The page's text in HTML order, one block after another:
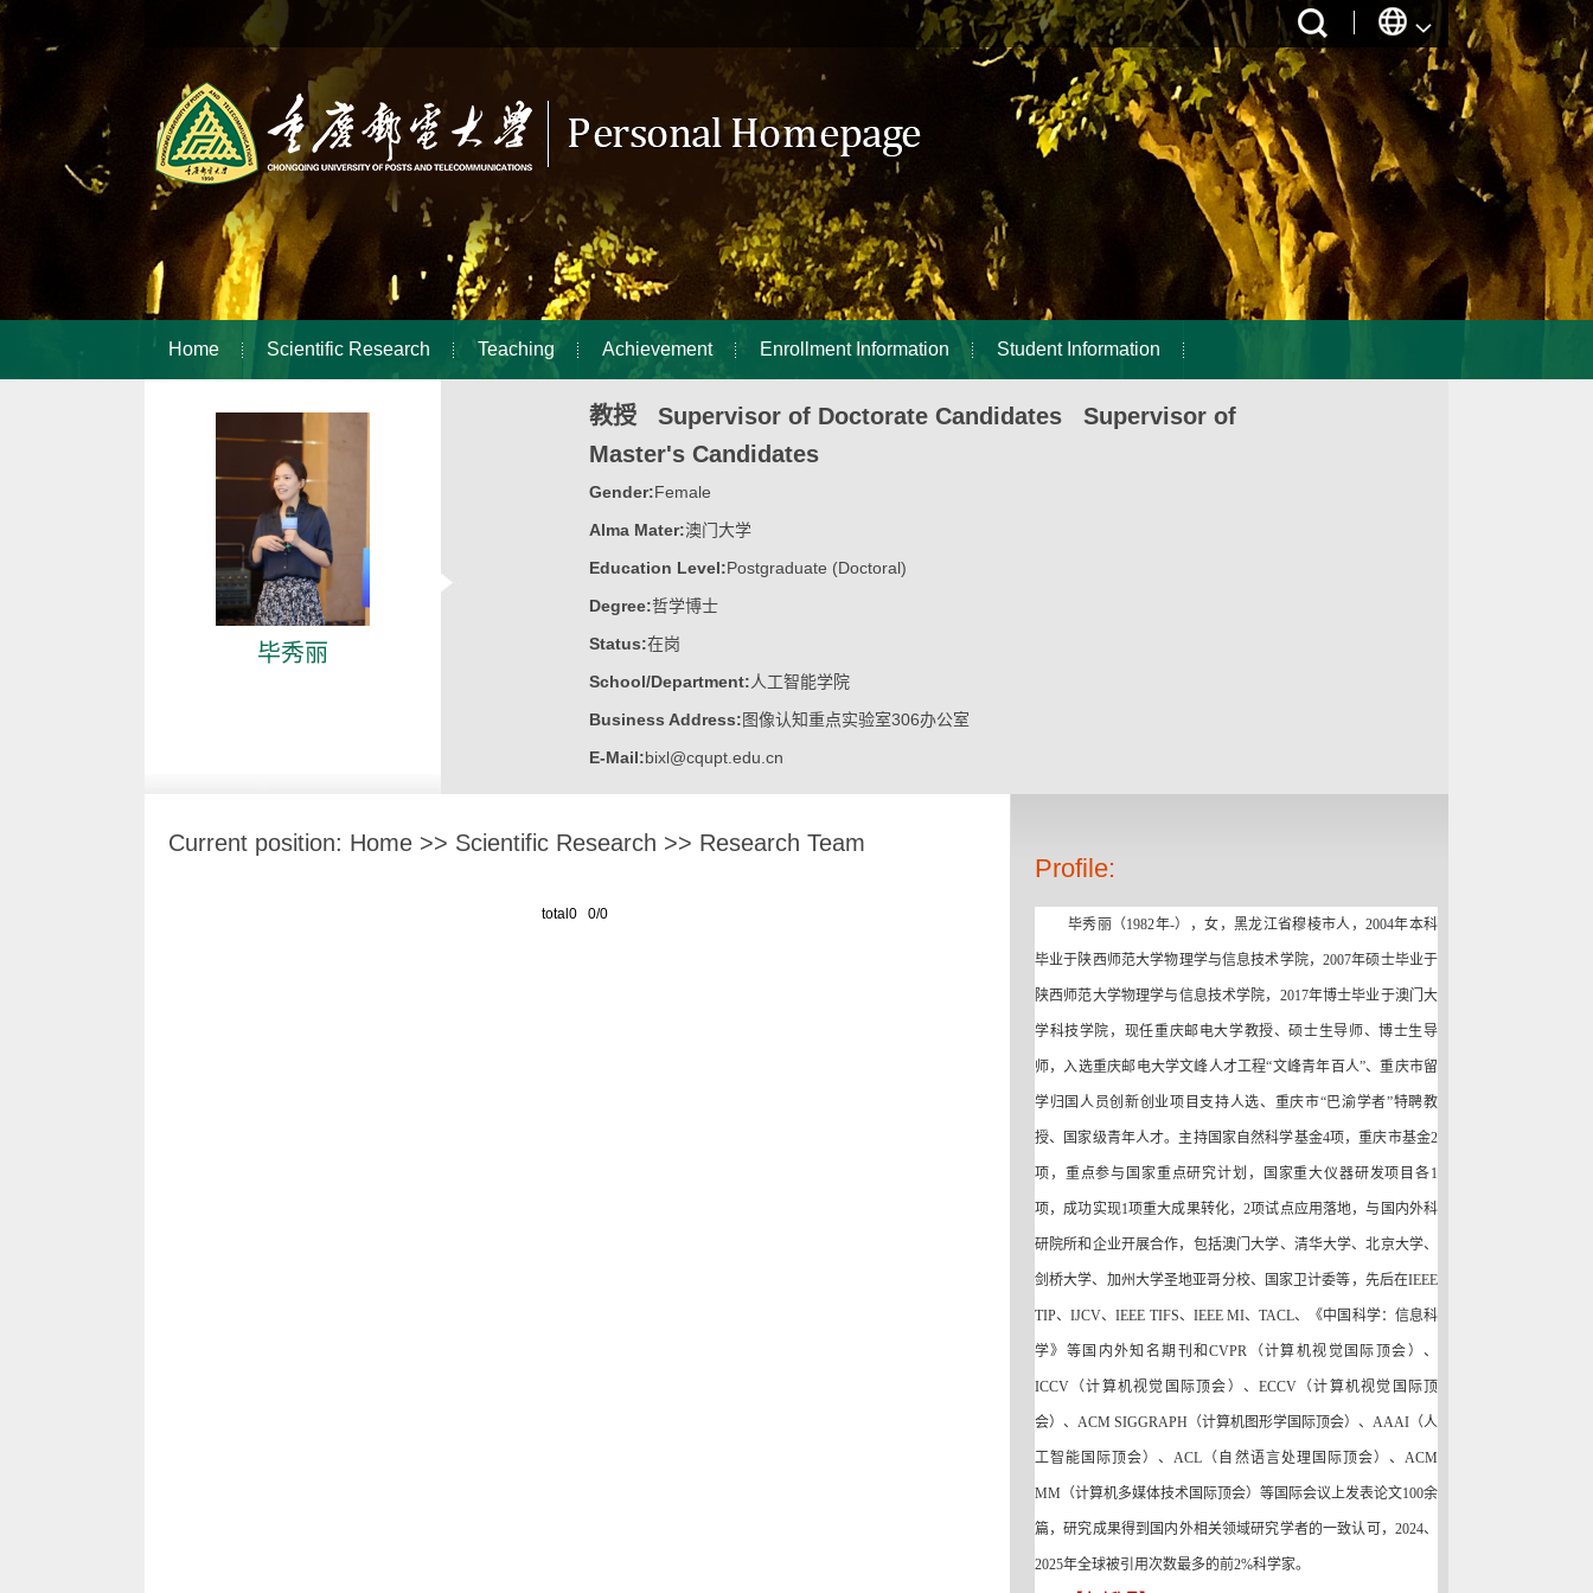
Home Scientific Research Teaching Achievement Enrollment Information Student Information
毕秀丽
教授 Supervisor of Doctorate Candidates Supervisor of
Master's Candidates
Gender:Female
Alma Mater:澳门大学
Education Level:Postgraduate (Doctoral)
Degree:哲学博士
Status:在岗
School/Department:人工智能学院
Business Address:图像认知重点实验室306办公室
E-Mail:bixl@cqupt.edu.cn
Current position: Home >> Scientific Research >> Research Team
total0 0/0
Profile:
毕秀丽（1982年-），女，黑龙江省穆棱市人， 2004年本科
毕业于陕西师范大学物理学与信息技术学院，2007年硕士毕业于
陕西师范大学物理学与信息技术学院， 2017年博士毕业于澳门大
学科技学院，现任重庆邮电大学教授、硕士生导师、博士生导
师，入选重庆邮电大学文峰人才工程“文峰青年百人”、重庆市留
学归国人员创新创业项目支持人选、重庆市“巴渝学者”特聘教
授、国家级青年人才。主持国家自然科学基金4项，重庆市基金2
项，重点参与国家重点研究计划，国家重大仪器研发项目各1
项，成功实现1项重大成果转化，2项试点应用落地，与国内外科
研院所和企业开展合作，包括澳门大学、清华大学、北京大学、
剑桥大学、加州大学圣地亚哥分校、国家卫计委等，先后在IEEE
TIP、IJCV、IEEE TIFS、 IEEE MI、TACL、《中国科学：信息科
学》等国内外知名期刊和CVPR （计算机视觉国际顶会）、
ICCV （计算机视觉国际顶会）、 ECCV（计算机视觉国际顶
会）、 ACM SIGGRAPH （计算机图形学国际顶会）、 AAAI （人
工智能国际顶会）、ACL （自然语言处理国际顶会） 、ACM
MM （计算机多媒体技术国际顶会）等国际会议上发表论文100余
篇 ，研究成果得到国内外相关领域研究学者的一致认可， 2024、
2025年全球被引用次数最多的前2%科学家。